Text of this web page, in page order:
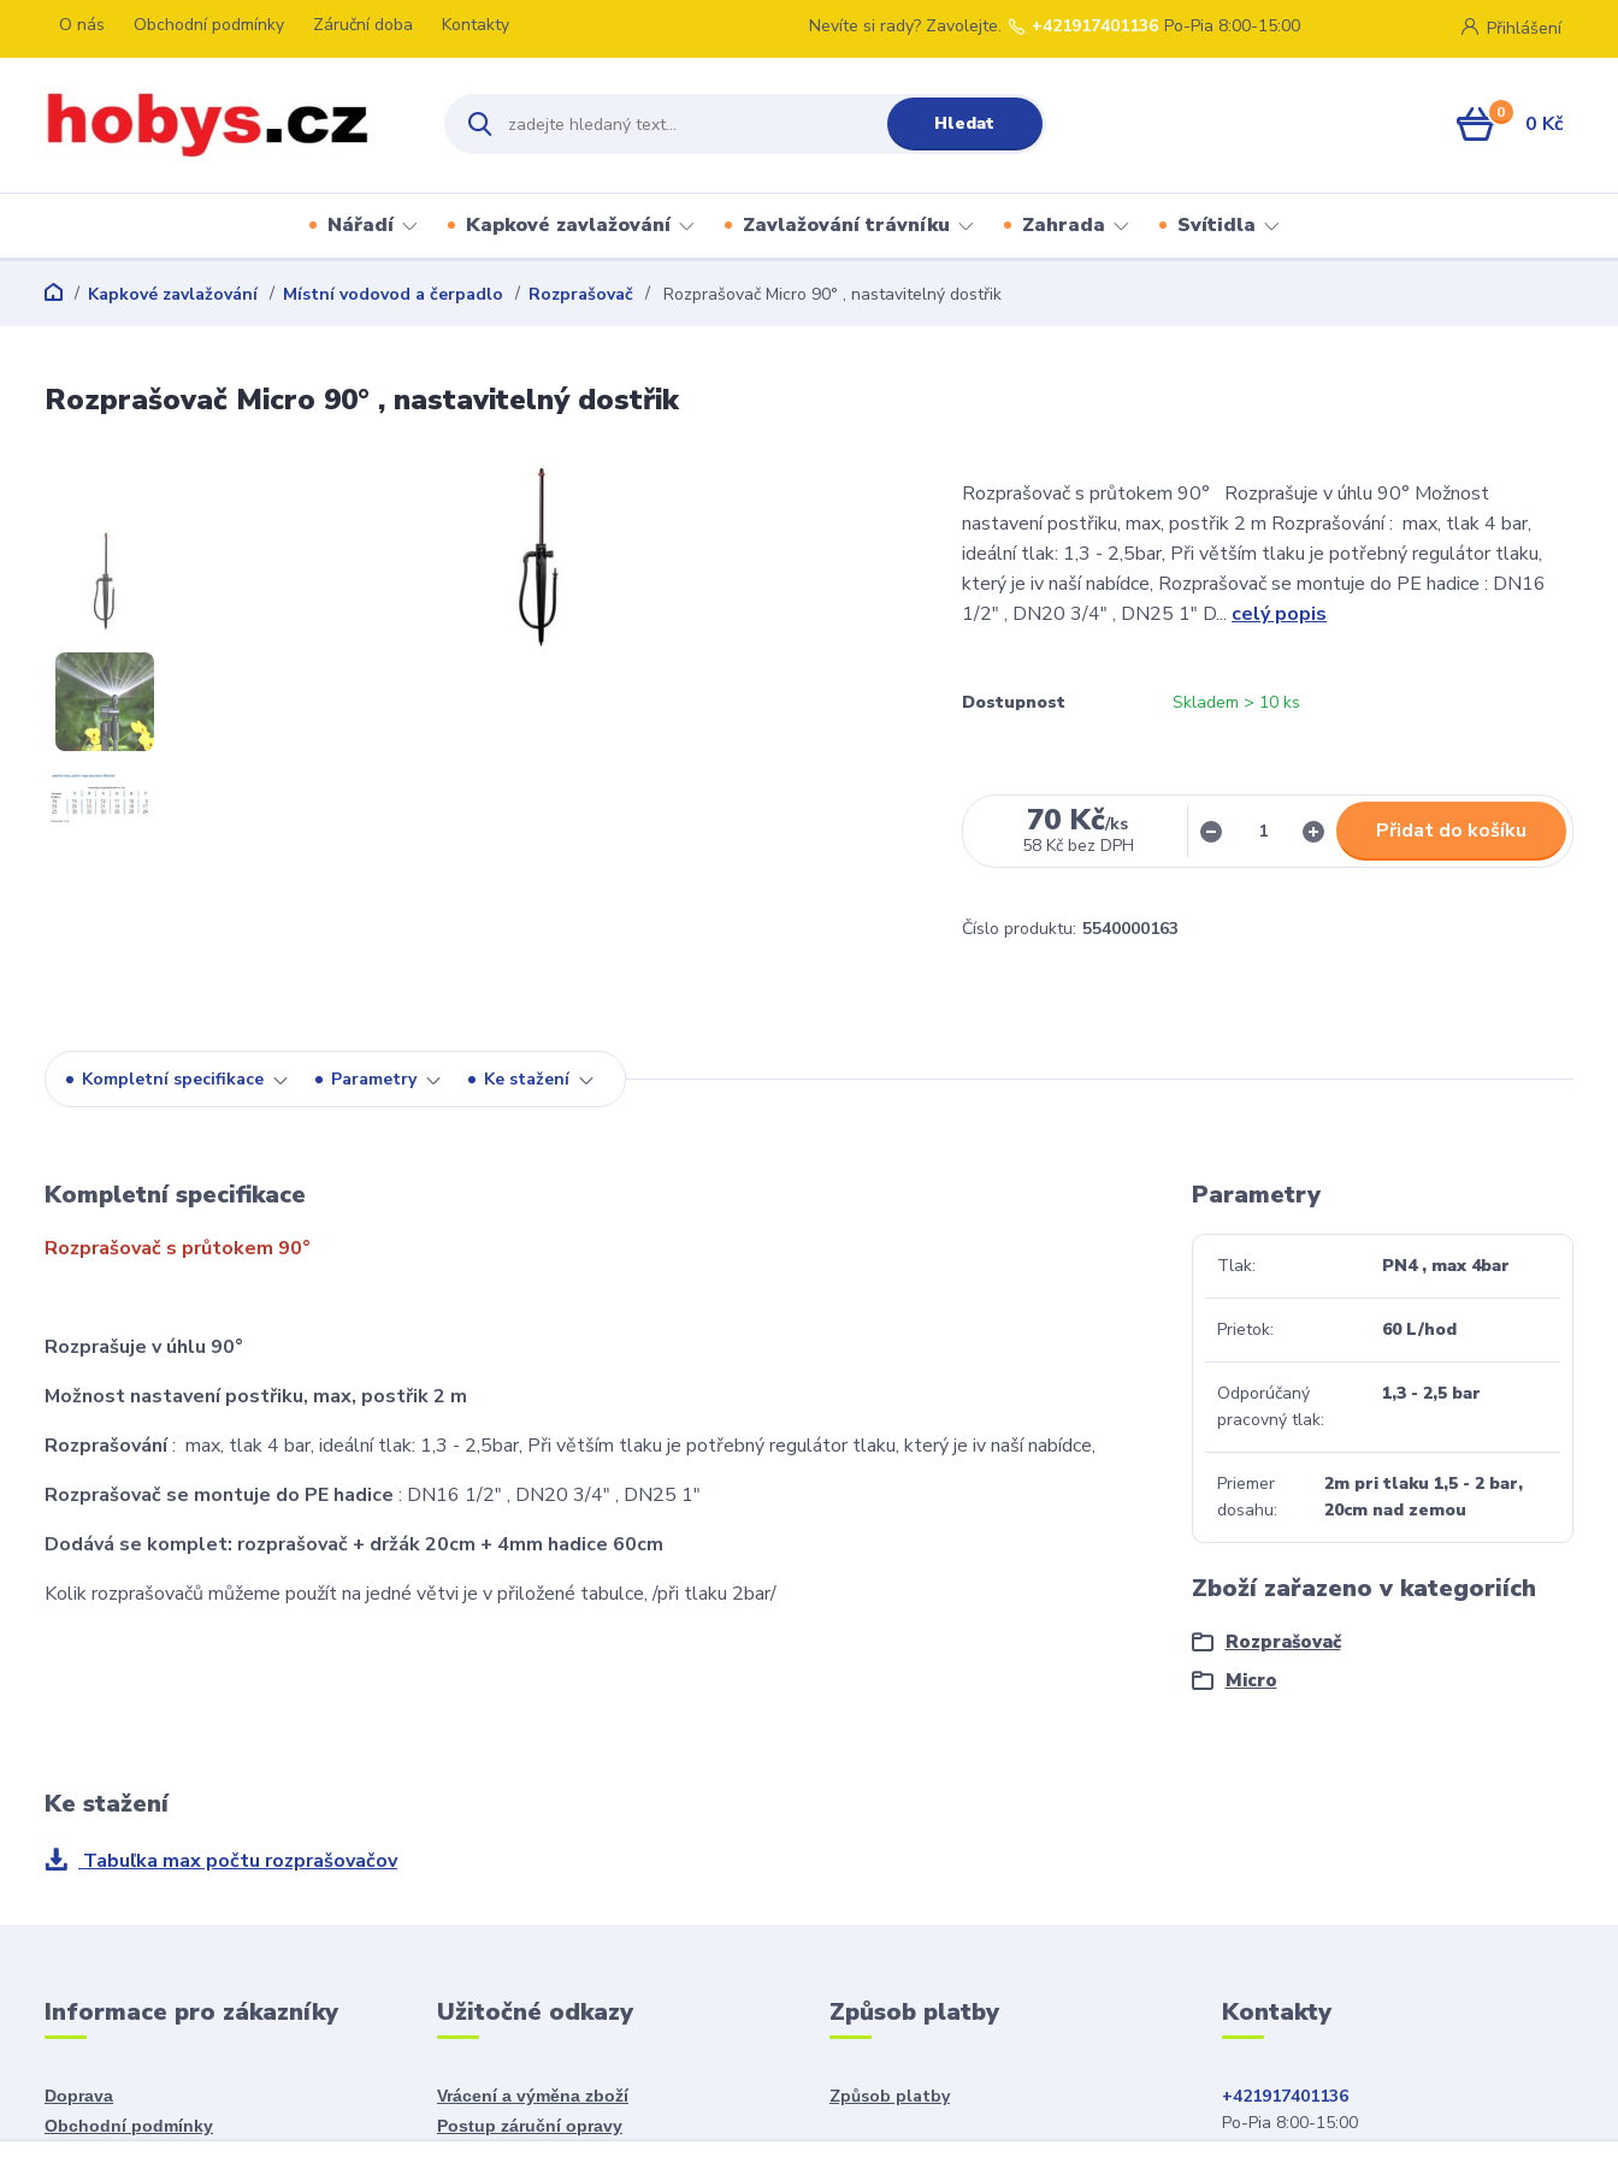
O nás Obchodní podmínky Záruční doba Kontakty Přihlášení
Hledat
Nevíte si rady? Zavolejte. +421917401136 Po-Pia 8:00-15:00
0 0 Kč
Nářadí Kapkové zavlažování Zavlažování trávníku Zahrada Svítidla
Kapkové zavlažování Místní vodovod a čerpadlo Rozprašovač Rozprašovač Micro 90° , nastavitelný dostřik
Rozprašovač Micro 90° , nastavitelný dostřik
Rozprašovač s průtokem 90° Rozprašuje v úhlu 90° Možnost
nastavení postřiku, max, postřik 2 m Rozprašování : max, tlak 4 bar,
ideální tlak: 1,3 - 2,5bar, Při větším tlaku je potřebný regulátor tlaku,
který je iv naší nabídce, Rozprašovač se montuje do PE hadice : DN16
1/2" , DN20 3/4" , DN25 1" D... celý popis
Dostupnost Skladem > 10 ks
70 Kč/ks
58 Kč bez DPH
Přidat do košíku
Číslo produktu: 5540000163
Kompletní specifikace Parametry Ke stažení
Kompletní specifikace
Rozprašovač s průtokem 90°
Rozprašuje v úhlu 90°
Možnost nastavení postřiku, max, postřik 2 m
Rozprašování: max, tlak 4 bar, ideální tlak: 1,3 - 2,5bar, Při větším tlaku je potřebný regulátor tlaku, který je iv naší nabídce,
Rozprašovač se montuje do PE hadice : DN16 1/2" , DN20 3/4" , DN25 1"
Dodává se komplet: rozprašovač + držák 20cm + 4mm hadice 60cm
Kolik rozprašovačů můžeme použít na jedné větvi je v přiložené tabulce, /při tlaku 2bar/
Parametry
Tlak PN4 , max 4bar
Prietok 60 L/hod
Odporúčaný
pracovný tlak
1,3 - 2,5 bar
Priemer
dosahu
2m pri tlaku 1,5 - 2 bar,
20cm nad zemou
Zboží zařazeno v kategoriích
Rozprašovač
Micro
Ke stažení
Tabuľka max počtu rozprašovačov
Informace pro zákazníky
Doprava
Obchodní podmínky
Užitočné odkazy
Vrácení a výměna zboží
Postup záruční opravy
Způsob platby
Způsob platby
Kontakty
+421917401136
Po-Pia 8:00-15:00